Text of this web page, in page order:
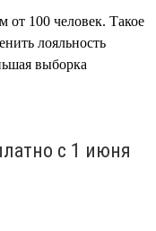
от 100 человек. Такое
лояльность
выборка
с 1 июня